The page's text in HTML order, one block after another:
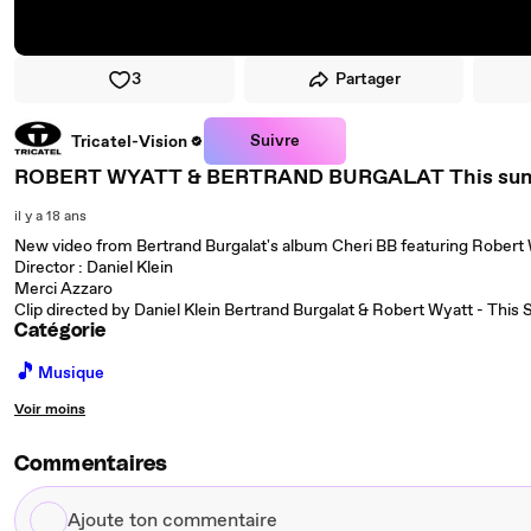
3 Partager
Tricatel-Vision Suivre
ROBERT WYATT & BERTRAND BURGALAT This
il y a 18 ans
New video from Bertrand Burgalat's album Cheri BB featuring Robert
Director : Daniel Klein
Merci Azzaro
Clip directed by Daniel Klein Bertrand Burgalat & Robert Wyatt - This
Catégorie
🎵 Musique
Voir moins
Commentaires